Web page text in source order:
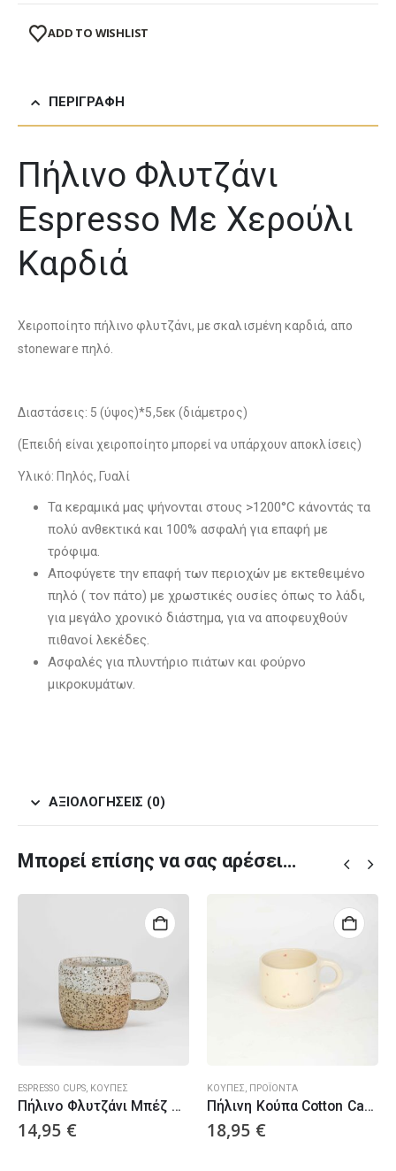
ADD TO WISHLIST
ΠΕΡΙΓΡΑΦΉ
Πήλινο Φλυτζάνι
Espresso Με Χερούλι
Καρδιά
Χειροποίητο πήλινο φλυτζάνι, με σκαλισμένη καρδιά, απο
stoneware πηλό.
Διαστάσεις: 5 (ύψος)*5,5εκ (διάμετρος)
(Επειδή είναι χειροποίητo μπορεί να υπάρχουν αποκλίσεις)
Υλικό: Πηλός, Γυαλί
Τα κεραμικά μας ψήνονται στους >1200°C κάνοντάς τα
πολύ ανθεκτικά και 100% ασφαλή για επαφή με
τρόφιμα.
Αποφύγετε την επαφή των περιοχών με εκτεθειμένο
πηλό ( τον πάτο) με χρωστικές ουσίες όπως το λάδι,
για μεγάλο χρονικό διάστημα, για να αποφευχθούν
πιθανοί λεκέδες.
Ασφαλές για πλυντήριο πιάτων και φούρνο
μικροκυμάτων.
ΑΞΙΟΛΟΓΉΣΕΙΣ (0)
Μπορεί επίσης να σας αρέσει…
ESPRESSO CUPS, ΚΟΎΠΕΣ
Πήλινο Φλυτζάνι Μπέζ Με Χερούλι
14,95 €
ΚΟΎΠΕΣ, ΠΡΟΪΌΝΤΑ
Πήλινη Κούπα Cotton Candy Hearts
18,95 €